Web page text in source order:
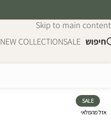
Skip to main content
חיפוש SALE
NEW COLLECTION
SALE
אזל מהמלאי